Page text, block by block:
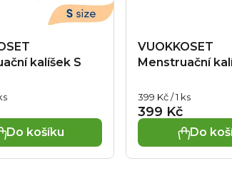
kalíšek S
Do košíku
VUOKKOSET
Menstruační
399 Kč
Měrná
cena:
399 Kč / 1 ks
Do